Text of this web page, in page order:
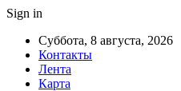
Sign in
Суббота, 8 августа, 2026
Контакты
Лента
Карта